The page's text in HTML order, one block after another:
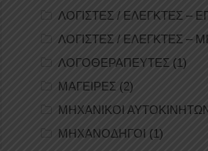
ΛΟΓΙΣΤΕΣ / ΕΛΕΓΚΤΕΣ –
ΛΟΓΙΣΤΕΣ / ΕΛΕΓΚΤΕΣ –
ΛΟΓΟΘΕΡΑΠΕΥΤΕΣ (1)
ΜΑΓΕΙΡΕΣ (2)
ΜΗΧΑΝΙΚΟΙ
ΜΗΧΑΝΟΔΗΓΟΙ (1)